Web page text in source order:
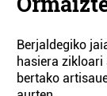
Berjaldegiko
hasiera zikloari
bertako